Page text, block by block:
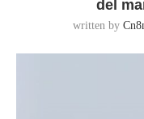
del
written by